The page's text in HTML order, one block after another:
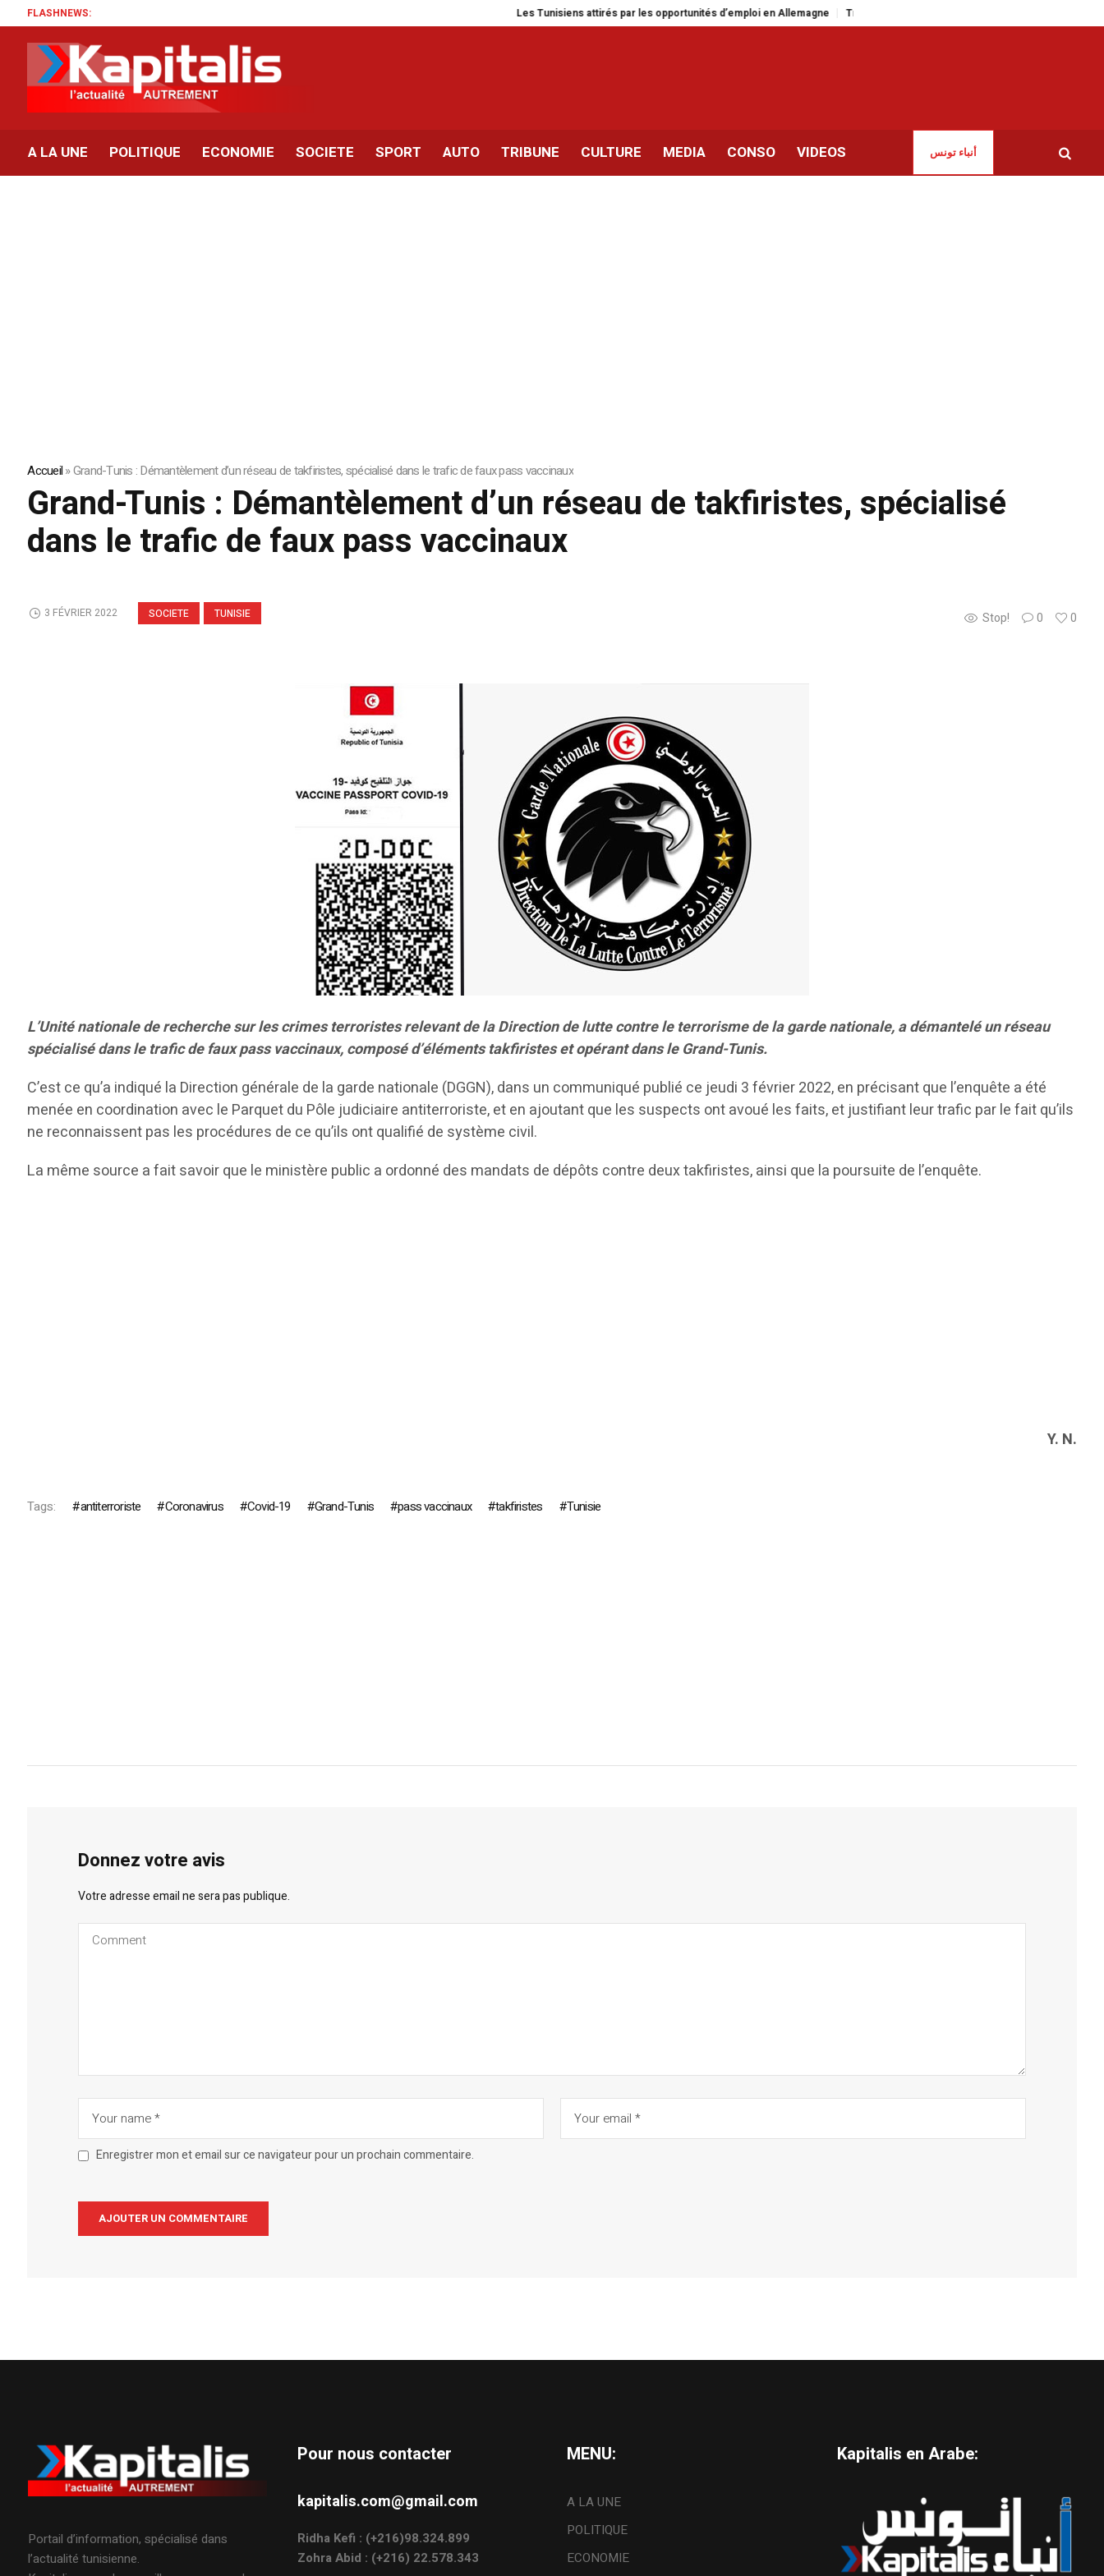
FLASHNEWS: Les Tunisiens attirés par les opportunités d’emploi en Allemagne Traitement déséquilibré de la guerre au Moyen-Orient par les
A LA UNE POLITIQUE ECONOMIE SOCIETE SPORT AUTO TRIBUNE CULTURE MEDIA CONSO VIDEOS أنباء تونس
Accueil»Grand-Tunis : Démantèlement d’un réseau de takfiristes, spécialisé dans le trafic de faux pass vaccinaux
Grand-Tunis : Démantèlement d’un réseau de takfiristes, spécialisé
dans le trafic de faux pass vaccinaux
SOCIETE TUNISIE Stop! 0 0
3 FÉVRIER 2022
L’Unité nationale de recherche sur les crimes terroristes relevant de la Direction de lutte contre le terrorisme de la garde nationale, a démantelé un réseau
spécialisé dans le trafic de faux pass vaccinaux, composé d’éléments takfiristes et opérant dans le Grand-Tunis.
C’est ce qu’a indiqué la Direction générale de la garde nationale (DGGN), dans un communiqué publié ce jeudi 3 février 2022, en précisant que l’enquête a été
menée en coordination avec le Parquet du Pôle judiciaire antiterroriste, et en ajoutant que les suspects ont avoué les faits, et justifiant leur trafic par le fait qu’ils
ne reconnaissent pas les procédures de ce qu’ils ont qualifié de système civil.
La même source a fait savoir que le ministère public a ordonné des mandats de dépôts contre deux takfiristes, ainsi que la poursuite de l’enquête.
Y. N.
Tags: antiterroriste Coronavirus Covid-19 Grand-Tunis pass vaccinaux takfiristes Tunisie
Donnez votre avis
Votre adresse email ne sera pas publique.
Enregistrer mon et email sur ce navigateur pour un prochain commentaire.
Portail d’information, spécialisé dans
l’actualité tunisienne.
Pour nous contacter
kapitalis.com@gmail.com
Ridha Kefi : (+216)98.324.899
Zohra Abid : (+216) 22.578.343
MENU:
A LA UNE
POLITIQUE
ECONOMIE
Kapitalis en Arabe: